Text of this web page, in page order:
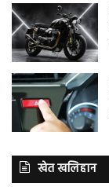
खेत खलिहान